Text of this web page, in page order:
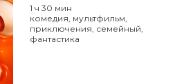
1 ч 30 мин
комедия, мультфильм,
приключения, семейный,
фантастика